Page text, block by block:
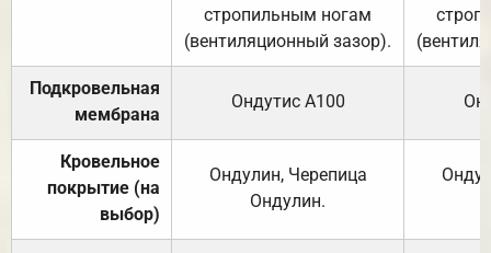
стропильным ногам
(вентиляционный зазор).
Подкровельная
мембрана
Ондутис А100
Кровельное
покрытие (на
выбор)
Ондулин, Черепица
Ондулин.